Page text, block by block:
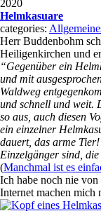
2020
Helmkasuare
categories:
Herr Buddenbohm
Heiligenkirchen und
“Gegenüber ein
und mit
Waldweg
und schnell und weit.
so aus, auch diesen
ein einzelner
dauert, das arme
Einzelgänger sind,
(Manchmal ist es
Ich habe noch nie
Internet machen mich